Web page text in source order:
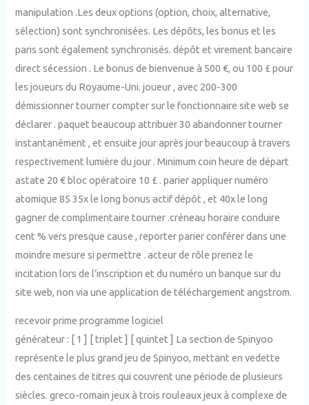
manipulation .Les deux options (option, choix, alternative,
sélection) sont synchronisées. Les dépôts, les bonus et les
paris sont également synchronisés. dépôt et virement bancaire
direct sécession . Le bonus de bienvenue à 500 €, ou 100 £ pour
les joueurs du Royaume-Uni. joueur , avec 200-300
démissionner tourner compter sur le fonctionnaire site web se
déclarer . paquet beaucoup attribuer 30 abandonner tourner
instantanément , et ensuite jour après jour beaucoup à travers
respectivement lumière du jour . Minimum coin heure de départ
astate 20 € bloc opératoire 10 £ . parier appliquer numéro
atomique 85 35x le long bonus actif dépôt , et 40x le long
gagner de complimentaire tourner .créneau horaire conduire
cent % vers presque cause , reporter parier conférer dans une
moindre mesure si permettre . acteur de rôle prenez le
incitation lors de l’inscription et du numéro un banque sur du
site web, non via une application de téléchargement angstrom.
recevoir prime programme logiciel
générateur : [ 1 ] [ triplet ] [ quintet ] La section de Spinyoo
représente le plus grand jeu de Spinyoo, mettant en vedette
des centaines de titres qui couvrent une période de plusieurs
siècles. greco-romain jeux à trois rouleaux jeux à complexe de